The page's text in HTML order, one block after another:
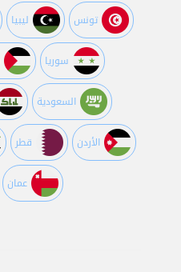
تونس ليبيا
سوريا
السعودية
اﻷردن قطر
عمان